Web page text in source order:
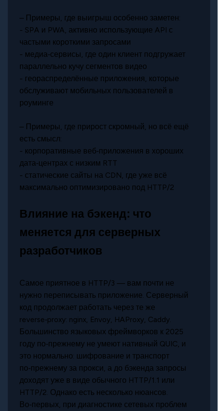
– Примеры, где выигрыш особенно заметен:
- SPA и PWA, активно использующие API с
частыми короткими запросами
- медиа‑сервисы, где один клиент подгружает
параллельно кучу сегментов видео
- геораспределённые приложения, которые
обслуживают мобильных пользователей в
роуминге
– Примеры, где прирост скромный, но всё ещё
есть смысл:
- корпоративные веб‑приложения в хороших
дата‑центрах с низким RTT
- статические сайты на CDN, где уже всё
максимально оптимизировано под HTTP/2
Влияние на бэкенд: что
меняется для серверных
разработчиков
Самое приятное в HTTP/3 — вам почти не
нужно переписывать приложение. Серверный
код продолжает работать через те же
reverse‑proxy: nginx, Envoy, HAProxy, Caddy.
Большинство языковых фреймворков к 2025
году по‑прежнему не умеют нативный QUIC, и
это нормально: шифрование и транспорт
по‑прежнему за прокси, а до бэкенда запросы
доходят уже в виде обычного HTTP/1.1 или
HTTP/2. Однако есть несколько нюансов.
Во‑первых, при диагностике сетевых проблем